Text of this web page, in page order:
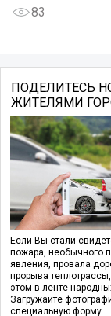
83
ПОДЕЛИТЕСЬ
ЖИТЕЛЯМИ
Если Вы стали
пожара, необычного
явления, провала
прорыва
этом в ленте
Загружайте
специальную форму.